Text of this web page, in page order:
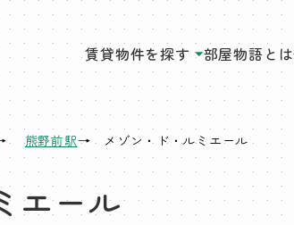
賃貸物件を探す 部屋物語とは
熊野前駅 メゾン・ド・ルミエール
エール